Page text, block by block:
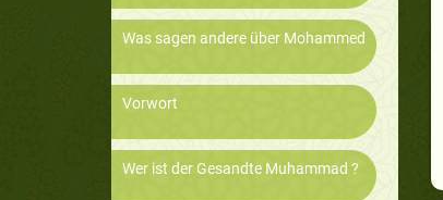
Was sagen andere über Mohammed
Vorwort
Wer ist der Gesandte Muhammad ?